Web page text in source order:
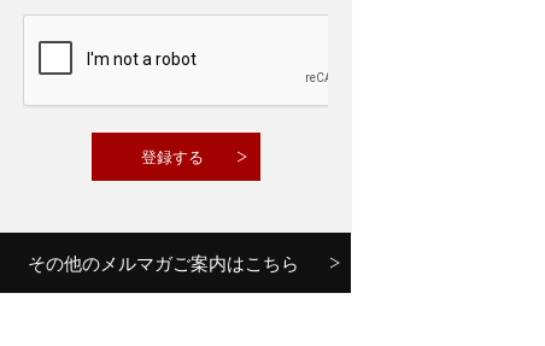
その他のメルマガご案内はこちら